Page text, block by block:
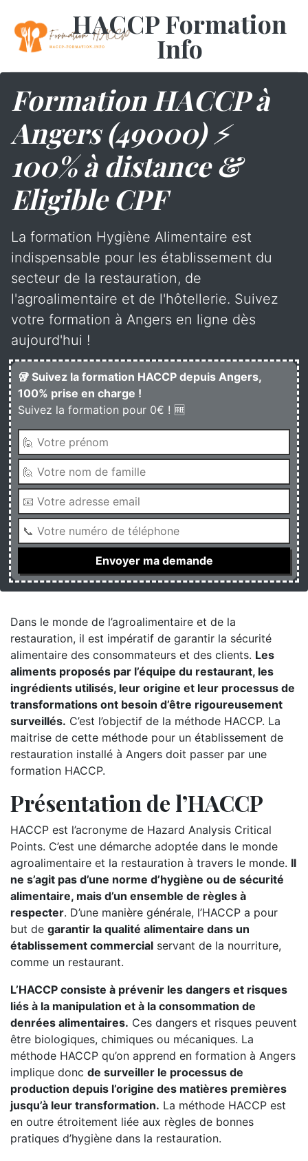
HACCP Formation
Info
Formation HACCP à
Angers (49000) ⚡
100% à distance &
Eligible CPF
La formation Hygiène Alimentaire est
indispensable pour les établissement du
secteur de la restauration, de
l'agroalimentaire et de l'hôtellerie. Suivez
votre formation à Angers en ligne dès
aujourd'hui !
🥡 Suivez la formation HACCP depuis Angers,
100% prise en charge !
Suivez la formation pour 0€ ! 🆓
Dans le monde de l’agroalimentaire et de la
restauration, il est impératif de garantir la sécurité
alimentaire des consommateurs et des clients. Les
aliments proposés par l’équipe du restaurant, les
ingrédients utilisés, leur origine et leur processus de
transformations ont besoin d’être rigoureusement
surveillés. C’est l’objectif de la méthode HACCP. La
maitrise de cette méthode pour un établissement de
restauration installé à Angers doit passer par une
formation HACCP.
Présentation de l’HACCP
HACCP est l’acronyme de Hazard Analysis Critical
Points. C’est une démarche adoptée dans le monde
agroalimentaire et la restauration à travers le monde. Il
ne s’agit pas d’une norme d’hygiène ou de sécurité
alimentaire, mais d’un ensemble de règles à
respecter. D’une manière générale, l’HACCP a pour
but de garantir la qualité alimentaire dans un
établissement commercial servant de la nourriture,
comme un restaurant.
L’HACCP consiste à prévenir les dangers et risques
liés à la manipulation et à la consommation de
denrées alimentaires. Ces dangers et risques peuvent
être biologiques, chimiques ou mécaniques. La
méthode HACCP qu’on apprend en formation à Angers
implique donc de surveiller le processus de
production depuis l’origine des matières premières
jusqu’à leur transformation. La méthode HACCP est
en outre étroitement liée aux règles de bonnes
pratiques d’hygiène dans la restauration.